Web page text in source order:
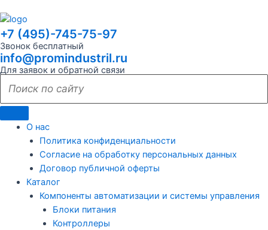
+7 (495)-745-75-97
Звонок бесплатный
info@promindustril.ru
Для заявок и обратной связи
О нас
Политика конфиденциальности
Согласие на обработку персональных данных
Договор публичной оферты
Каталог
Компоненты автоматизации и системы управления
Блоки питания
Контроллеры